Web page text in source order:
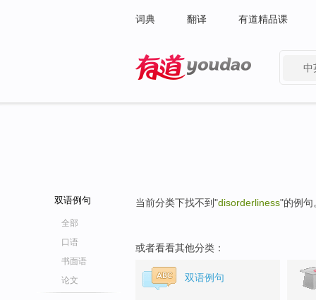
词典 翻译 有道精品课
中
双语例句
全部
口语
书面语
论文
当前分类下找不到"disorderliness"的例句
或者看看其他分类：
双语例句